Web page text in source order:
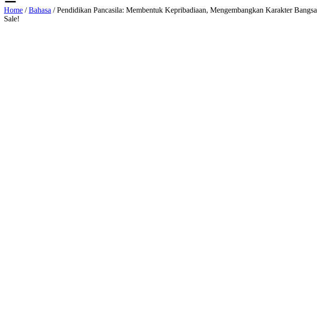
Home /Bahasa / Pendidikan Pancasila: Membentuk Kepribadiaan, Mengembangkan Karakter Bangsa
Sale!